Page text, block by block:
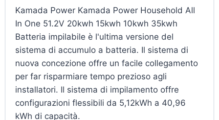
Kamada Power Kamada Power Household All
In One 51.2V 20kwh 15kwh 10kwh 35kwh
Batteria impilabile è l'ultima versione del
sistema di accumulo a batteria. Il sistema di
nuova concezione offre un facile collegamento
per far risparmiare tempo prezioso agli
installatori. Il sistema di impilamento offre
configurazioni flessibili da 5,12kWh a 40,96
kWh di capacità.